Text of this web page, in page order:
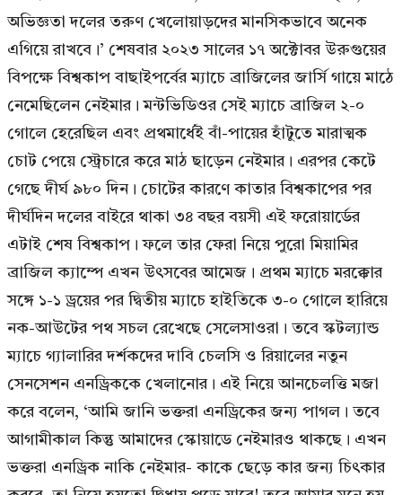
অভিজ্ঞতা দলের তরুণ খেলোয়াড়দের মানসিকভাবে অনেক
এগিয়ে রাখবে।’ শেষবার ২০২৩ সালের ১৭ অক্টোবর উরুগুয়ের
বিপক্ষে বিশ্বকাপ বাছাইপর্বের ম্যাচে ব্রাজিলের জার্সি গায়ে মাঠে
নেমেছিলেন নেইমার। মন্টভিডিওর সেই ম্যাচে ব্রাজিল ২-০
গোলে হেরেছিল এবং প্রথমার্ধেই বাঁ-পায়ের হাঁটুতে মারাত্মক
চোট পেয়ে স্ট্রেচারে করে মাঠ ছাড়েন নেইমার। এরপর কেটে
গেছে দীর্ঘ ৯৮০ দিন। চোটের কারণে কাতার বিশ্বকাপের পর
দীর্ঘদিন দলের বাইরে থাকা ৩৪ বছর বয়সী এই ফরোয়ার্ডের
এটাই শেষ বিশ্বকাপ। ফলে তার ফেরা নিয়ে পুরো মিয়ামির
ব্রাজিল ক্যাম্পে এখন উৎসবের আমেজ। প্রথম ম্যাচে মরক্কোর
সঙ্গে ১-১ ড্রয়ের পর দ্বিতীয় ম্যাচে হাইতিকে ৩-০ গোলে হারিয়ে
নক-আউটের পথ সচল রেখেছে সেলেসাওরা। তবে স্কটল্যান্ড
ম্যাচে গ্যালারির দর্শকদের দাবি চেলসি ও রিয়ালের নতুন
সেনসেশন এনড্রিককে খেলানোর। এই নিয়ে আনচেলত্তি মজা
করে বলেন, ‘আমি জানি ভক্তরা এনড্রিকের জন্য পাগল। তবে
আগামীকাল কিন্তু আমাদের স্কোয়াডে নেইমারও থাকছে। এখন
ভক্তরা এনড্রিক নাকি নেইমার- কাকে ছেড়ে কার জন্য চিৎকার